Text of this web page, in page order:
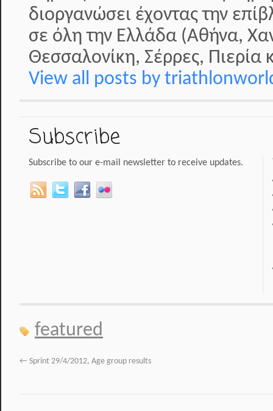
διοργανώσει έχοντας την
σε όλη την Ελλάδα (Αθήνα,
Θεσσαλονίκη, Σέρρες, Πιερία
View all posts by
Subscribe
Subscribe to our e-mail newsletter to receive updates.
featured
← Sprint 29/4/2012, Age group results